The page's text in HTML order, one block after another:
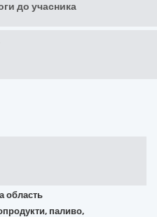
до учасника
область
паливо,